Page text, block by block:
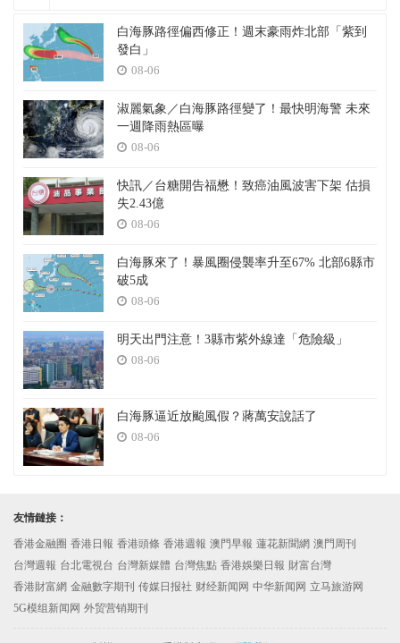
白海豚路徑偏西修正！週末豪雨炸北部「紫到
發白」
08-06
淑麗氣象／白海豚路徑變了！最快明海警 未來
一週降雨熱區曝
08-06
快訊／台糖開告福懋！致癌油風波害下架 估損
失2.43億
08-06
白海豚來了！暴風圈侵襲率升至67% 北部6縣市
破5成
08-06
明天出門注意！3縣市紫外線達「危險級」
08-06
白海豚逼近放颱風假？蔣萬安說話了
08-06
友情鏈接：
香港金融圈 香港日報 香港頭條 香港週報 澳門早報 蓮花新聞網 澳門周刊
台灣週報 台北電視台 台灣新媒體 台灣焦點 香港娛樂日報 財富台灣
香港財富網 金融數字期刊 传媒日报社 财经新闻网 中华新闻网 立马旅游网
5G模组新闻网 外贸营销期刊